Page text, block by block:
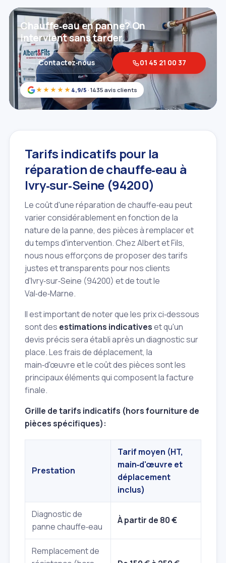
★★★★★ 4,9/5 · 1435 avis clients
Chauffe‑eau en panne? On
intervient sans tarder.
Contactez‑nous 01 45 21 00 37
Tarifs indicatifs pour la
réparation de chauffe‑eau à
Ivry‑sur‑Seine (94200)
Le coût d'une réparation de chauffe‑eau peut
varier considérablement en fonction de la
nature de la panne, des pièces à remplacer et
du temps d'intervention. Chez Albert et Fils,
nous nous efforçons de proposer des tarifs
justes et transparents pour nos clients
d'Ivry‑sur‑Seine (94200) et de tout le
Val‑de‑Marne.
Il est important de noter que les prix ci‑dessous
sont des estimations indicativeset qu'un
devis précis sera établi après un diagnostic sur
place. Les frais de déplacement, la
main‑d'œuvre et le coût des pièces sont les
principaux éléments qui composent la facture
finale.
Grille de tarifs indicatifs (hors fourniture de
pièces spécifiques):
Prestation
Tarif moyen (HT,
main‑d'œuvre et
déplacement
inclus)
Diagnostic de
panne chauffe‑eau
À partir de 80 €
Remplacement de